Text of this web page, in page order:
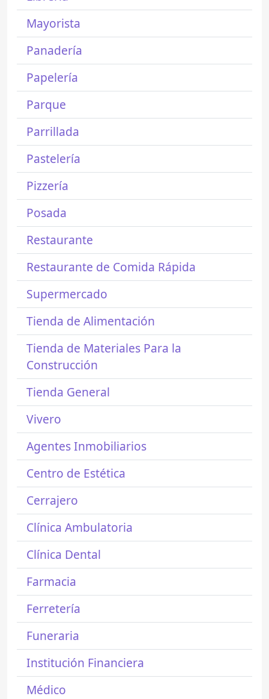
Mayorista
Panadería
Papelería
Parque
Parrillada
Pastelería
Pizzería
Posada
Restaurante
Restaurante de Comida Rápida
Supermercado
Tienda de Alimentación
Tienda de Materiales Para la
Construcción
Tienda General
Vivero
Agentes Inmobiliarios
Centro de Estética
Cerrajero
Clínica Ambulatoria
Clínica Dental
Farmacia
Ferretería
Funeraria
Institución Financiera
Médico